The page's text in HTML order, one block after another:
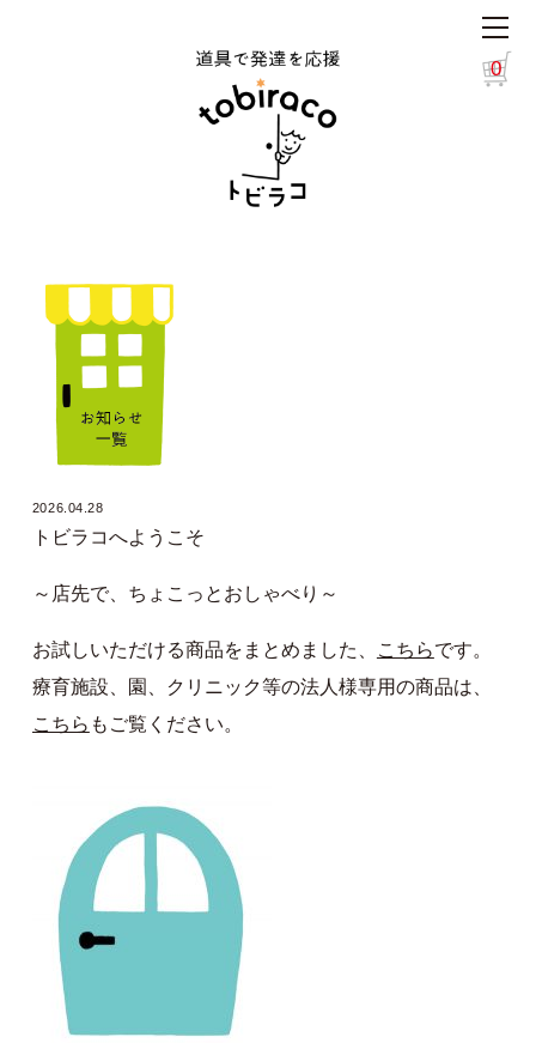
0
2026.04.28
トビラコへようこそ
～店先で、ちょこっとおしゃべり～
お試しいただける商品をまとめました、 こちらです。
療育施設、園、クリニック等の法人様専用の商品は、
こちら もご覧ください。